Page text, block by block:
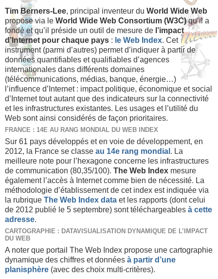
Tim Berners-Lee, principal inventeur du World Wide Web
propose via le World Wide Web Consortium (W3C)qu’il a
fondé et qu’il préside un outil de mesure de l’impact
d’Internet pour chaque pays : le Web Index. Cet
instrument (parmi d’autres) permet d’indiquer à partir de
données quantifiables et qualifiables d’agences
internationales dans différents domaines
(télécommunications, médias, banque, énergie…)
l’influence d’Internet : impact politique, économique et social
d’Internet tout autant que des indicateurs sur la connectivité
et les infrastructures existantes. Les usages et l’utilité du
Web sont ainsi considérés de façon prioritaires.
FRANCE : 14E AU RANG MONDIAL DU WEB INDEX
Sur 61 pays développés et en voie de développement, en
2012, la France se classe au 14e rang mondial . La
meilleure note pour l’hexagone concerne les infrastructures
de communication (80,35/100). The Web Index mesure
également l’accès à Internet comme bien de nécessité. La
méthodologie d’établissement de cet index est indiquée via
la rubrique The Web Index data et les rapports (dont celui
de 2012 publié le 5 septembre) sont téléchargeables à cette
adresse.
CARTOGRAPHIE : DATAVISUALISATION DYNAMIQUE DE L’IMPACT
DU WEB
A noter que portail The Web Index propose une cartographie
dynamique des chiffres et données à partir d’une
planisphère (avec des choix multi-critères).